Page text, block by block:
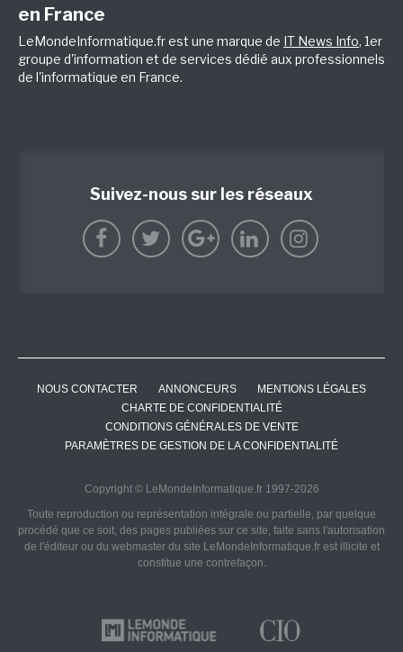
en France
LeMondeInformatique.fr est une marque de IT News Info, 1er
groupe d'information et de services dédié aux professionnels
de l'informatique en France.
Suivez-nous sur les réseaux
NOUS CONTACTER ANNONCEURS
MENTIONS LÉGALES
CHARTE DE CONFIDENTIALITÉ
CONDITIONS GÉNÉRALES DE VENTE
PARAMÈTRES DE GESTION DE LA CONFIDENTIALITÉ
Copyright © LeMondeInformatique.fr 1997-2026
Toute reproduction ou représentation intégrale ou partielle, par quelque
procédé que ce soit, des pages publiées sur ce site, faite sans l'autorisation
de l'éditeur ou du webmaster du site LeMondeInformatique.fr est illicite et
constitue une contrefaçon.